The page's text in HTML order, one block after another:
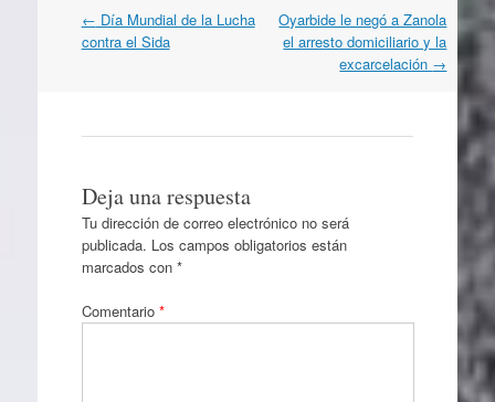
Navegación
por
← Día Mundial de la Lucha
contra el Sida
Oyarbide le negó a Zanola
el arresto domiciliario y la
excarcelación →
Deja una respuesta
Tu dirección de correo electrónico no será
publicada. Los campos obligatorios están
marcados con *
Comentario *